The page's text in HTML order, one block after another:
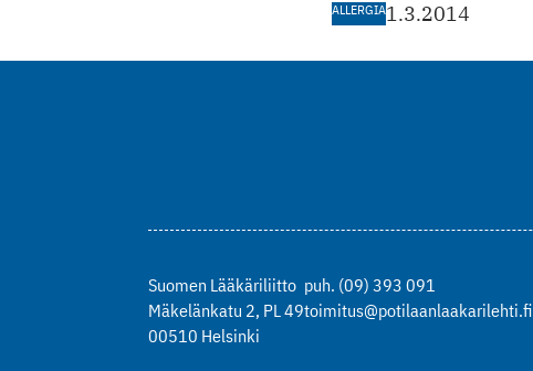
ALLERGIA1.3.2014
Suomen Lääkäriliitto
Mäkelänkatu 2, PL 49
00510 Helsinki
puh. (09) 393 091
toimitus@potilaanlaakarilehti.fi